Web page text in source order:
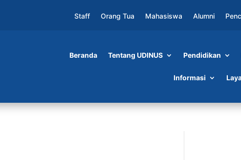
Staff Orang Tua Mahasiswa Alumni
Beranda Tentang UDINUS Pendidikan
Informasi